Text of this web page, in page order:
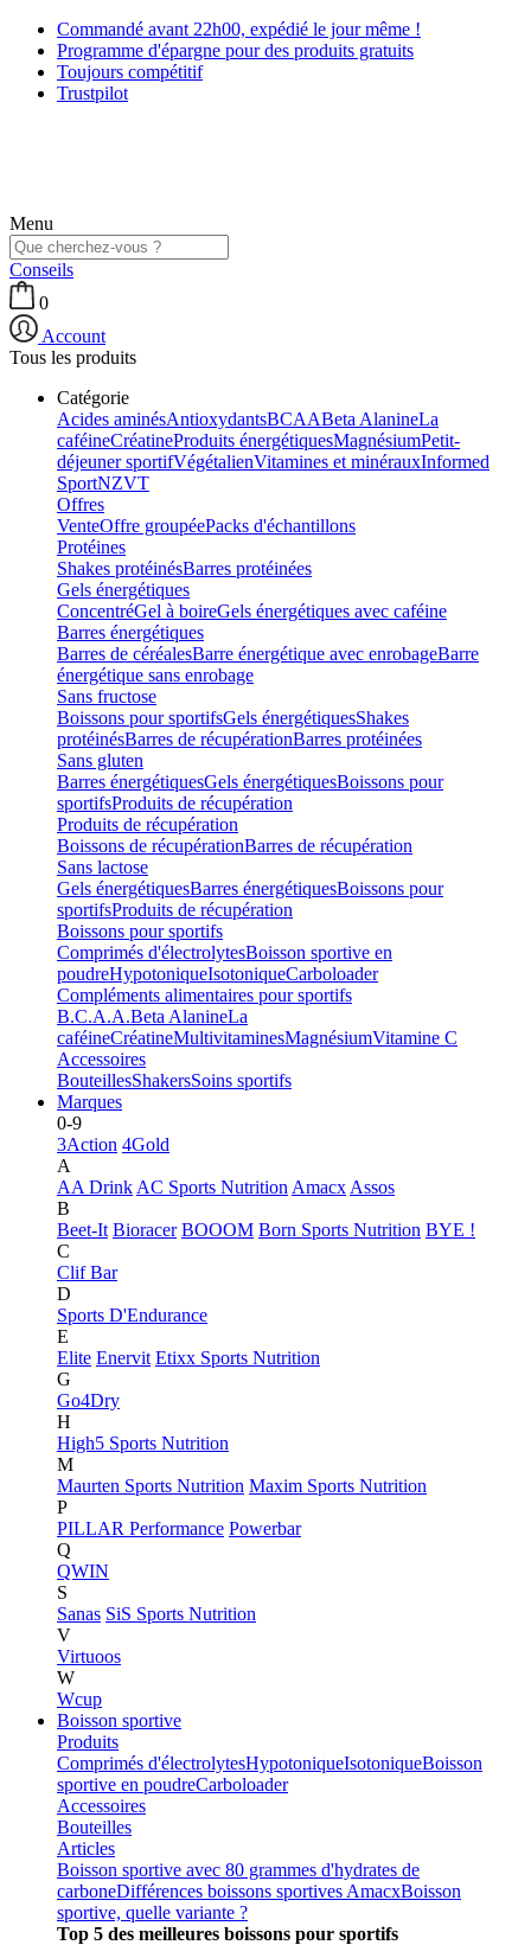
Commandé avant 22h00, expédié le jour même !
Programme d'épargne pour des produits gratuits
Toujours compétitif
Trustpilot
Menu
Conseils
0
Account
Tous les produits
Catégorie
Acides aminésAntioxydantsBCAABeta AlanineLa
caféineCréatineProduits énergétiquesMagnésiumPetit-
déjeuner sportifVégétalienVitamines et minérauxInformed
SportNZVT
Offres
VenteOffre groupéePacks d'échantillons
Protéines
Shakes protéinésBarres protéinées
Gels énergétiques
ConcentréGel à boireGels énergétiques avec caféine
Barres énergétiques
Barres de céréalesBarre énergétique avec enrobageBarre
énergétique sans enrobage
Sans fructose
Boissons pour sportifsGels énergétiquesShakes
protéinésBarres de récupérationBarres protéinées
Sans gluten
Barres énergétiquesGels énergétiquesBoissons pour
sportifsProduits de récupération
Produits de récupération
Boissons de récupérationBarres de récupération
Sans lactose
Gels énergétiquesBarres énergétiquesBoissons pour
sportifsProduits de récupération
Boissons pour sportifs
Comprimés d'électrolytesBoisson sportive en
poudreHypotoniqueIsotoniqueCarboloader
Compléments alimentaires pour sportifs
B.C.A.A.Beta AlanineLa
caféineCréatineMultivitaminesMagnésiumVitamine C
Accessoires
BouteillesShakersSoins sportifs
Marques
0-9
3Action 4Gold
A
AA Drink AC Sports Nutrition Amacx Assos
B
Beet-It Bioracer BOOOM Born Sports Nutrition BYE !
C
Clif Bar
D
Sports D'Endurance
E
Elite Enervit Etixx Sports Nutrition
G
Go4Dry
H
High5 Sports Nutrition
M
Maurten Sports Nutrition Maxim Sports Nutrition
P
PILLAR Performance Powerbar
Q
QWIN
S
Sanas SiS Sports Nutrition
V
Virtuoos
W
Wcup
Boisson sportive
Produits
Comprimés d'électrolytesHypotoniqueIsotoniqueBoisson
sportive en poudreCarboloader
Accessoires
Bouteilles
Articles
Boisson sportive avec 80 grammes d'hydrates de
carboneDifférences boissons sportives AmacxBoisson
sportive, quelle variante ?
Top 5 des meilleures boissons pour sportifs